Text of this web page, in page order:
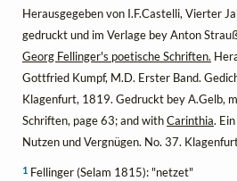
Herausgegeben von I.F.Castelli, Vierter
gedruckt und im Verlage bey Anton
Georg Fellinger's poetische Schriften.
Gottfried Kumpf, M.D. Erster Band.
Klagenfurt, 1819. Gedruckt bey A.Gelb,
Schriften, page 63; and withCarinthia.
Nutzen und Vergnügen. No. 37.
1 Fellinger (Selam 1815): "netzet"